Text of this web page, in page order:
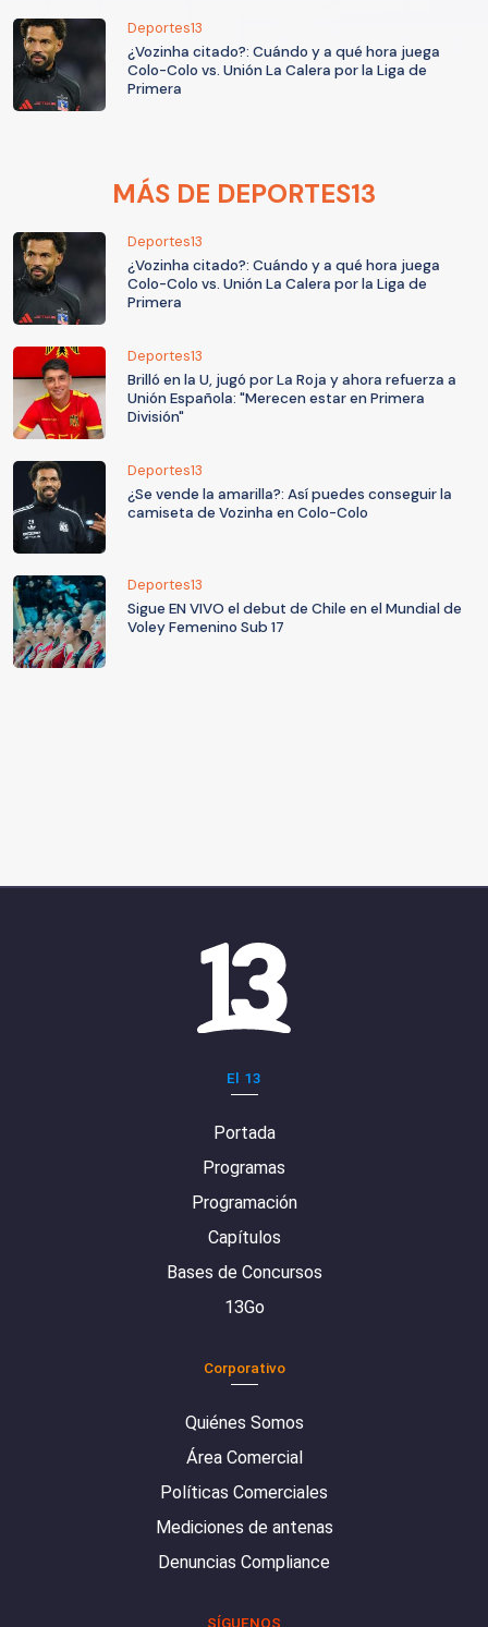
Deportes13
¿Vozinha citado?: Cuándo y a qué hora juega
Colo-Colo vs. Unión La Calera por la Liga de
Primera
MÁS DE DEPORTES13
Deportes13
¿Vozinha citado?: Cuándo y a qué hora juega
Colo-Colo vs. Unión La Calera por la Liga de
Primera
Deportes13
Brilló en la U, jugó por La Roja y ahora refuerza a
Unión Española: "Merecen estar en Primera
División"
Deportes13
¿Se vende la amarilla?: Así puedes conseguir la
camiseta de Vozinha en Colo-Colo
Deportes13
Sigue EN VIVO el debut de Chile en el Mundial de
Voley Femenino Sub 17
El 13
Portada
Programas
Programación
Capítulos
Bases de Concursos
13Go
Corporativo
Quiénes Somos
Área Comercial
Políticas Comerciales
Mediciones de antenas
Denuncias Compliance
SÍGUENOS